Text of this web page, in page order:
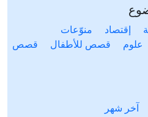
إقتصاد
منوّعات
علوم قصص للأطفال
قصص
آخر شهر